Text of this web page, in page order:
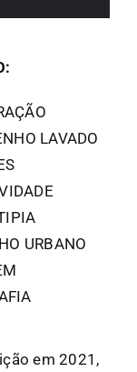
LAVADO
URBANO
em 2021,